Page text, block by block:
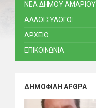
ΝΕΑ ΔΗΜΟΥ ΑΜΑΡΙΟΥ
ΑΛΛΟΙ ΣΥΛΟΓΟΙ
ΑΡΧΕΙΟ
ΕΠΙΚΟΙΝΩΝΙΑ
ΔΗΜΟΦΙΛΉ ΆΡΘΡΑ